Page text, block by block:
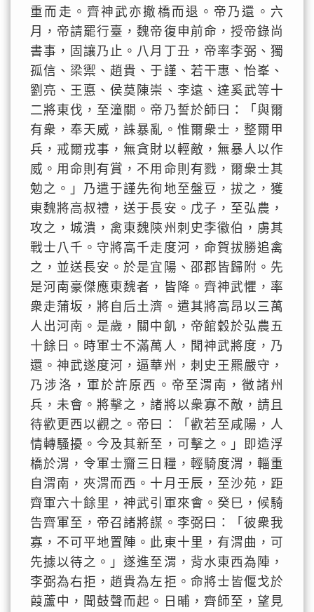
重而走。齊神武亦撤橋而退。帝乃還。六
月，帝請罷行臺，魏帝復申前命，授帝錄尚
書事，固讓乃止。八月丁丑，帝率李弼、獨
孤信、梁禦、趙貴、于謹、若干惠、怡峯、
劉亮、王悳、侯莫陳崇、李遠、達奚武等十
二將東伐，至潼關。帝乃誓於師曰：「與爾
有衆，奉天威，誅暴亂。惟爾衆士，整爾甲
兵，戒爾戎事，無貪財以輕敵，無暴人以作
威。用命則有賞，不用命則有戮，爾衆士其
勉之。」乃遣于謹先徇地至盤豆，拔之，獲
東魏將高叔禮，送于長安。戊子，至弘農，
攻之，城潰，禽東魏陝州刺史李徽伯，虜其
戰士八千。守將高千走度河，命賀拔勝追禽
之，並送長安。於是宜陽、邵郡皆歸附。先
是河南豪傑應東魏者，皆降。齊神武懼，率
衆走蒲坂，將自后土濟。遣其將高昂以三萬
人出河南。是歲，關中飢，帝館穀於弘農五
十餘日。時軍士不滿萬人，聞神武將度，乃
還。神武遂度河，逼華州，刺史王羆嚴守，
乃涉洛，軍於許原西。帝至渭南，徵諸州
兵，未會。將擊之，諸將以衆寡不敵，請且
待歡更西以觀之。帝曰：「歡若至咸陽，人
情轉騷擾。今及其新至，可擊之。」即造浮
橋於渭，令軍士齎三日糧，輕騎度渭，輜重
自渭南，夾渭而西。十月壬辰，至沙苑，距
齊軍六十餘里，神武引軍來會。癸巳，候騎
告齊軍至，帝召諸將謀。李弼曰：「彼衆我
寡，不可平地置陣。此東十里，有渭曲，可
先據以待之。」遂進至渭，背水東西為陣，
李弼為右拒，趙貴為左拒。命將士皆偃戈於
葭蘆中，聞鼓聲而起。日晡，齊師至，望見